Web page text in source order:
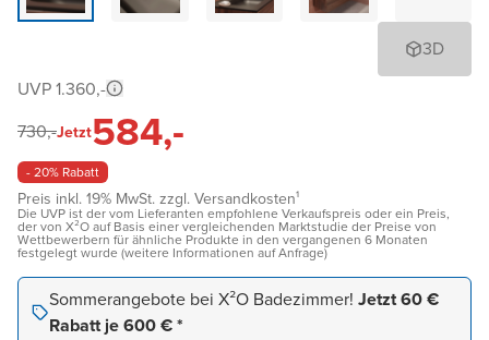
3D
UVP 1.360,-
730,-Jetzt584,-
- 20% Rabatt
Preis inkl. 19% MwSt. zzgl. Versandkosten¹
Die UVP ist der vom Lieferanten empfohlene Verkaufspreis oder ein Preis,
der von X²O auf Basis einer vergleichenden Marktstudie der Preise von
Wettbewerbern für ähnliche Produkte in den vergangenen 6 Monaten
festgelegt wurde (weitere Informationen auf Anfrage)
Sommerangebote bei X²O Badezimmer! Jetzt 60 €
Rabatt je 600 € *